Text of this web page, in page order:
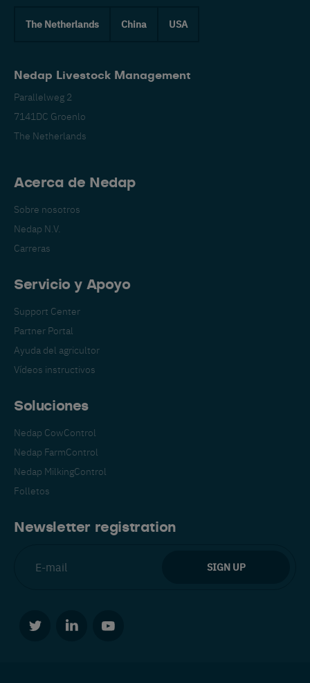
The Netherlands China USA
Nedap Livestock Management
Parallelweg 2
7141DC Groenlo
The Netherlands
Acerca de Nedap
Sobre nosotros
Nedap N.V.
Carreras
Servicio y Apoyo
Support Center
Partner Portal
Ayuda del agricultor
Vídeos instructivos
Soluciones
Nedap CowControl
Nedap FarmControl
Nedap MilkingControl
Folletos
Newsletter registration